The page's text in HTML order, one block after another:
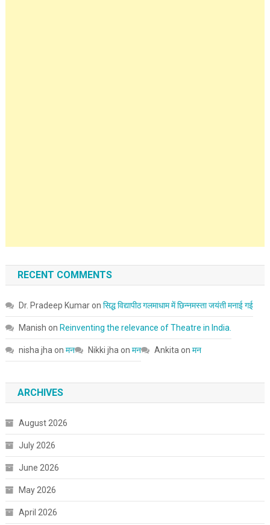
RECENT COMMENTS
Dr. Pradeep Kumaron सिद्ध विद्यापीठ गलमाधाम में छिन्नमस्ता जयंती मनाई गई
Manish on Reinventing the relevance of Theatre in India.
nisha jha on मन Nikki jha on मन Ankita on मन
ARCHIVES
August 2026
July 2026
June 2026
May 2026
April 2026